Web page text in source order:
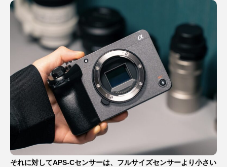
それに対してAPS-Cセンサーは、フルサイズセンサーより小さい